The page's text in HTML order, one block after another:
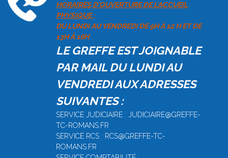
HORAIRES D'OUVERTURE DE L'ACCUEIL
PHYSIQUE:
DU LUNDI AU VENDREDI DE 9H À 12 H ET DE
13H À 16H
LE GREFFE EST JOIGNABLE
PAR MAIL DU LUNDI AU
VENDREDI AUX ADRESSES
SUIVANTES :
SERVICE JUDICIAIRE : JUDICIAIRE@GREFFE-
TC-ROMANS.FR
SERVICE RCS : RCS@GREFFE-TC-
ROMANS.FR